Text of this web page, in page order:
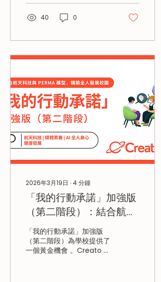
技、媒體素養與 AI 身心健
康結合，為學生打造全方位
的成長空間 。 Creato 作
創公司 ，推出「自主導航
者」(The Self-Directed
PERMA 模式，協助師生與
家長在壓力中「茁壯成
長」。 傳統的品德教育往往
缺乏吸引力。本計劃以航天
科學為主題，激發學生的好
奇心，並將其轉化為腳踏實
地的價值觀 。 精神健康素
養：由持牌教育心理學家帶
領，運用正向心理學
對學業壓力與社會期望 。
國家安全教育：透過認識國
產飛機 C919 等國家航天成
就，加強學生的國民身份認
同及科技安全意識 。 AI 創
新應用：從「AI 航空路線規
劃」到飛行模擬訓練，讓學
生在掌握未來技能的同時，
建立正確的資訊素養 。
40 0
2026年3月19日 ∙4分鐘
「我的行動承諾」加強版
（第二階段）：結合航天
科技與 PERMA 模型，構
築全人發展校園
「我的行動承諾」加強版
（第二階段）為學校提供了
一個黃金機會 。Creato 推